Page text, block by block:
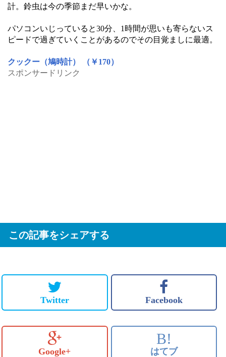
計。鈴虫は今の季節まだ早いかな。
パソコンいじっていると30分、1時間が思いも寄らないス
ピードで過ぎていくことがあるのでその目覚ましに最適。
クックー（鳩時計） （￥170）
スポンサードリンク
この記事をシェアする
Twitter Facebook
Google+
B!
はてブ